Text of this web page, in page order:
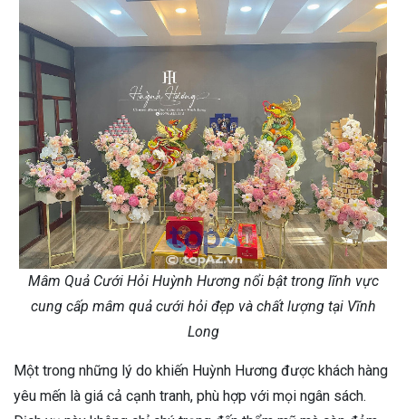
Mâm Quả Cưới Hỏi Huỳnh Hương nổi bật trong lĩnh vực
cung cấp mâm quả cưới hỏi đẹp và chất lượng tại Vĩnh
Long
Một trong những lý do khiến Huỳnh Hương được khách hàng
yêu mến là giá cả cạnh tranh, phù hợp với mọi ngân sách.